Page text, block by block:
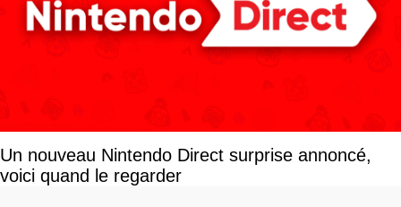
Un nouveau Nintendo Direct surprise annoncé,
voici quand le regarder